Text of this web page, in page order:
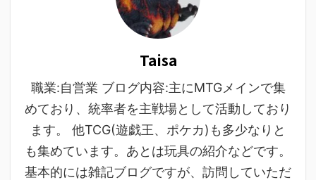
Taisa
職業:自営業 ブログ内容:主にMTGメインで集
めており、統率者を主戦場として活動しており
ます。 他TCG(遊戯王、ポケカ)も多少なりと
も集めています。あとは玩具の紹介などです。
基本的には雑記ブログですが、訪問していただ